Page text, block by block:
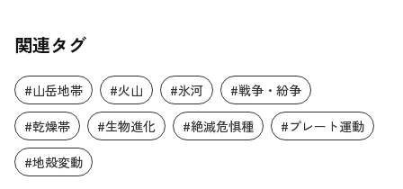
関連タグ
#山岳地帯 #火山 #氷河
#戦争・紛争
#乾燥帯
#生物進化 #絶滅危惧種
#プレート運動
#地殻変動